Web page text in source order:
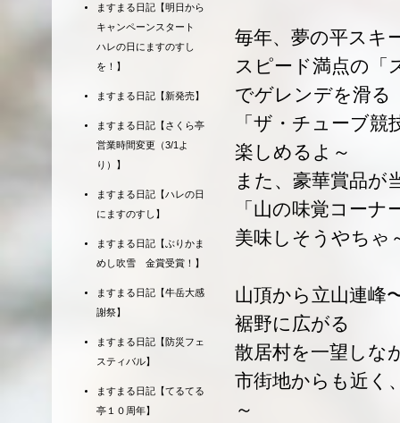
毎年、夢の平スキ
スピード満点の「
でゲレンデを滑る
「ザ・チューブ
楽しめるよ～
また、豪華賞品が
「山の味覚コー
美味しそうやちゃ
山頂から立山連峰
裾野に広がる
散居村を一望しな
市街地からも近く
～
ますまる日記【明日から
キャンペーンスタート
ハレの日にますのすし
を！】
ますまる日記【新発売】
ますまる日記【さくら亭
営業時間変更（3/1よ
り）】
ますまる日記【ハレの日
にますのすし】
ますまる日記【ぶりかま
めし吹雪 金賞受賞！】
ますまる日記【牛岳大感
謝祭】
ますまる日記【防災フェ
スティバル】
ますまる日記【てるてる
亭１０周年】